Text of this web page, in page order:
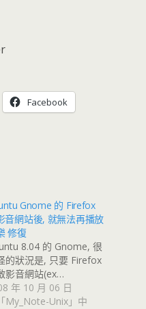
Facebook
Gnome 的 Firefox
音網站後, 就無法再播放
修復
8.04 的 Gnome, 很
的狀況是, 只要 Firefox
影音網站(ex…
年 10 月 06 日
My_Note-Unix」中